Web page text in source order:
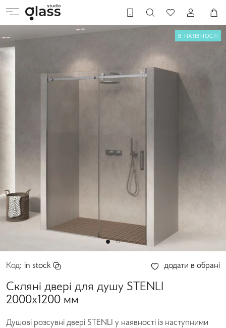
В НАЯВНОСТІ
Код: in stock додати в обрані
Скляні двері для душу STENLI
2000x1200 мм
Душові розсувні двері STENLI у наявності із наступними